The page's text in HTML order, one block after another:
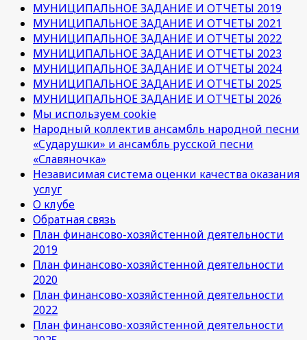
МУНИЦИПАЛЬНОЕ ЗАДАНИЕ И ОТЧЕТЫ 2019
МУНИЦИПАЛЬНОЕ ЗАДАНИЕ И ОТЧЕТЫ 2021
МУНИЦИПАЛЬНОЕ ЗАДАНИЕ И ОТЧЕТЫ 2022
МУНИЦИПАЛЬНОЕ ЗАДАНИЕ И ОТЧЕТЫ 2023
МУНИЦИПАЛЬНОЕ ЗАДАНИЕ И ОТЧЕТЫ 2024
МУНИЦИПАЛЬНОЕ ЗАДАНИЕ И ОТЧЕТЫ 2025
МУНИЦИПАЛЬНОЕ ЗАДАНИЕ И ОТЧЕТЫ 2026
Мы используем cookie
Народный коллектив ансамбль народной песни
«Сударушки» и ансамбль русской песни
«Славяночка»
Независимая система оценки качества оказания
услуг
О клубе
Обратная связь
План финансово-хозяйстенной деятельности
2019
План финансово-хозяйстенной деятельности
2020
План финансово-хозяйстенной деятельности
2022
План финансово-хозяйстенной деятельности